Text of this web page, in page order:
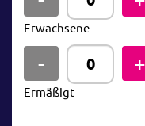
Erwachsene
Ermäßigt